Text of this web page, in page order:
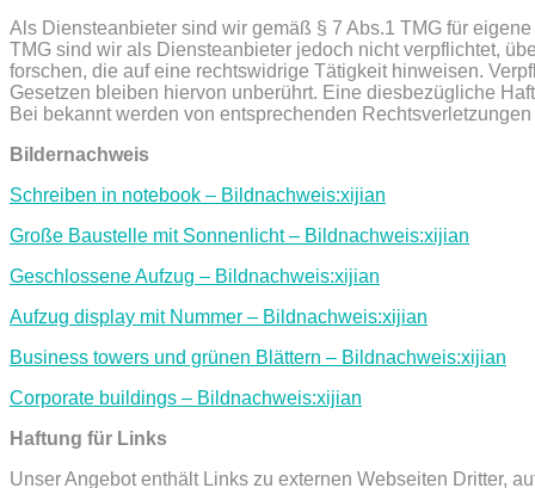
Als Diensteanbieter sind wir gemäß § 7 Abs.1 TMG für
TMG sind wir als Diensteanbieter jedoch nicht verpflichtet,
forschen, die auf eine rechtswidrige Tätigkeit hinweisen.
Gesetzen bleiben hiervon unberührt. Eine diesbezügliche
Bei bekannt werden von entsprechenden
Bildernachweis
Schreiben in notebook – Bildnachweis:xijian
Große Baustelle mit Sonnenlicht – Bildnachweis:xijian
Geschlossene Aufzug – Bildnachweis:xijian
Aufzug display mit Nummer – Bildnachweis:xijian
Business towers und grünen Blättern – Bildnachweis:xijian
Corporate buildings – Bildnachweis:xijian
Haftung für Links
Unser Angebot enthält Links zu externen Webseiten Dritter,